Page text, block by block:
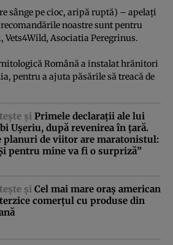
sânge pe cioc, aripă ruptă) – apelaţi
noastre sunt pentru
Vets4Wild, Asociatia Peregrinus.
Română a instalat hrănitori
pentru a ajuta păsările să treacă de
şi Primele declaraţii ale lui
Uşeriu, după revenirea în ţară.
planuri de viitor are maratonistul:
pentru mine va fi o surpriză”
şi Cel mai mare oraş american
comerţul cu produse din